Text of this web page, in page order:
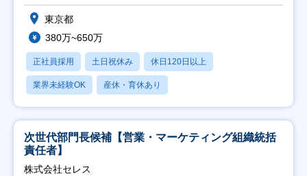
東京都
380万~650万
正社員採用 土日祝休み 休日120日以上
業界未経験OK 産休・育休あり
次世代部門長候補【営業・マーケティング組織統括
責任者】
株式会社セレス